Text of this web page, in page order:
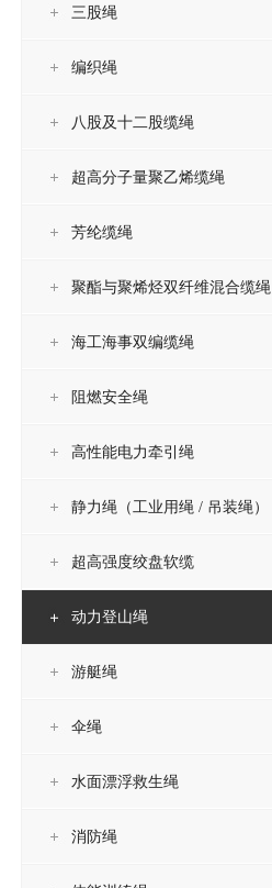
三股绳
编织绳
八股及十二股缆绳
超高分子量聚乙烯缆绳
芳纶缆绳
聚酯与聚烯烃双纤维混合缆绳
海工海事双编缆绳
阻燃安全绳
高性能电力牵引绳
静力绳（工业用绳 / 吊装绳）
超高强度绞盘软缆
动力登山绳
游艇绳
伞绳
水面漂浮救生绳
消防绳